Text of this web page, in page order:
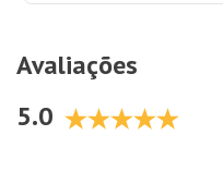
Avaliações
5.0